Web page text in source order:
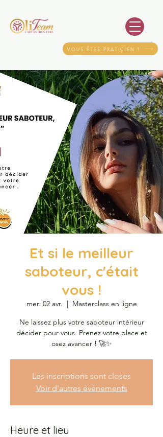
VOUS ÊTES PRATICIEN ?
Et si le meilleur
saboteur, c'était
vous !
mer. 02 avr.
  |
Masterclass en ligne
Ne laissez plus votre saboteur intérieur
décider pour vous. Prenez votre place et
osez avancer ! 🚀✨
Les inscriptions sont closes
Voir d'autres événements
Heure et lieu